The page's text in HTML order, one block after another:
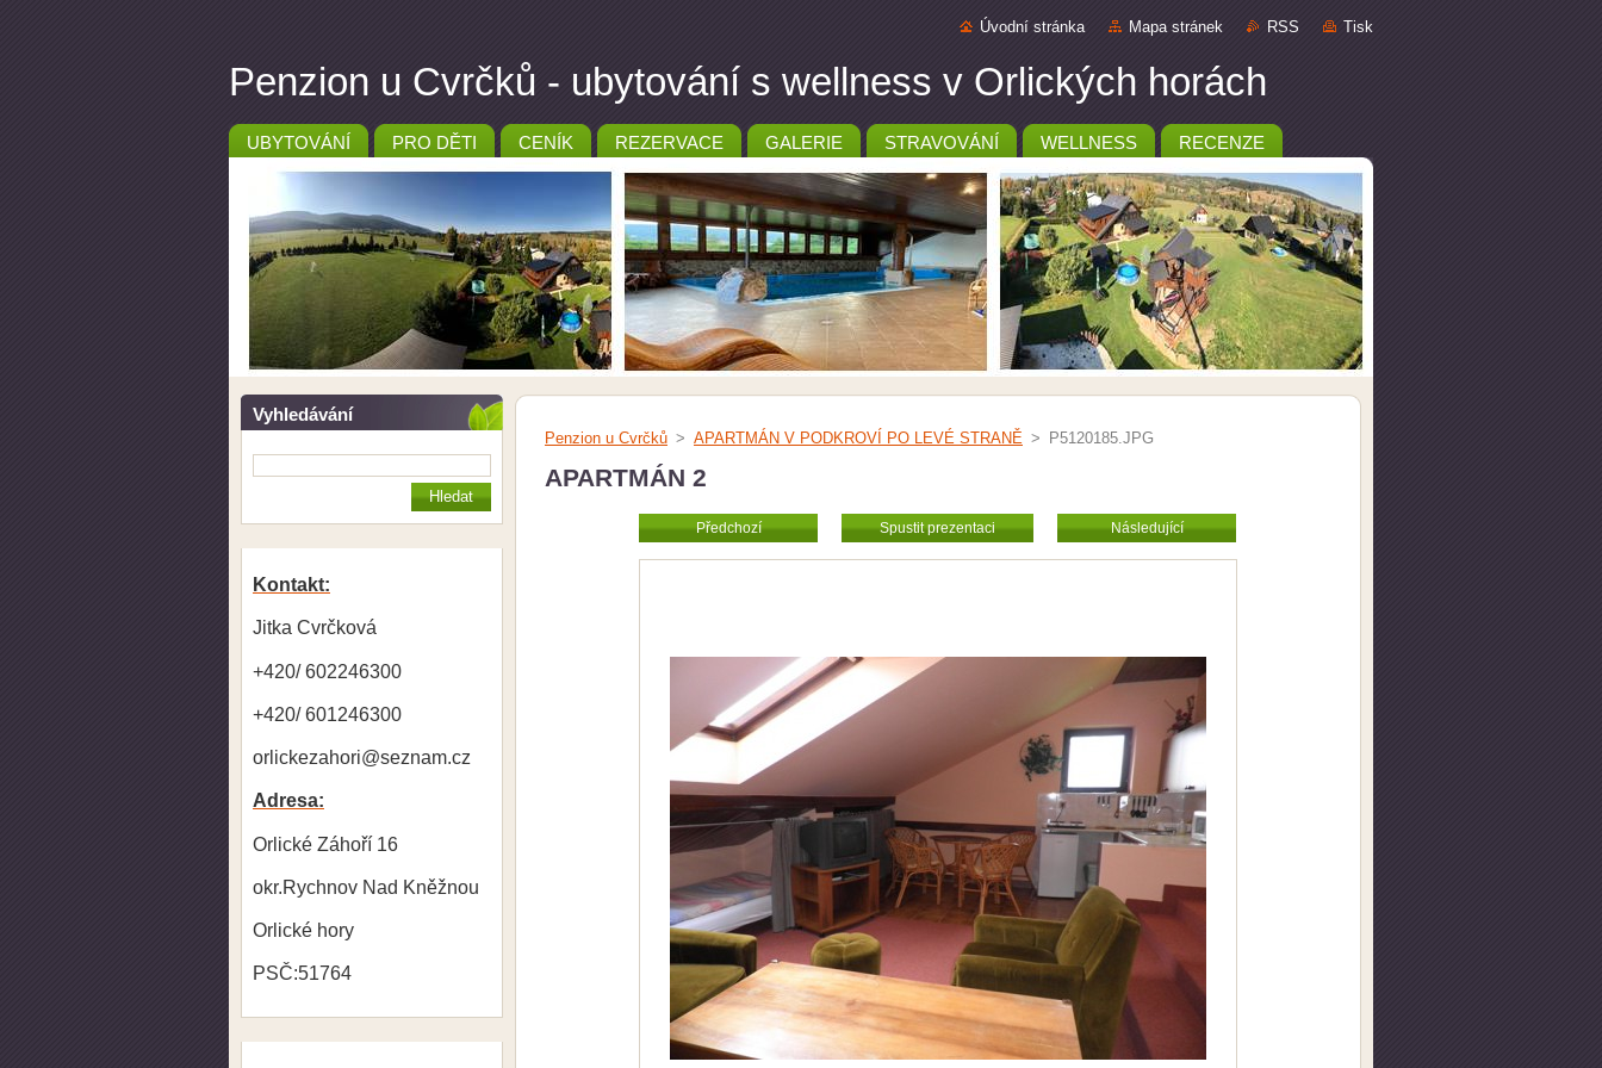
Úvodní stránka Mapa stránek RSS Tisk
Penzion u Cvrčků - ubytování s wellness v Orlických horách
UBYTOVÁNÍ PRO DĚTI CENÍK REZERVACE GALERIE STRAVOVÁNÍ WELLNESS RECENZE
Vyhledávání
Kontakt:
Jitka Cvrčková
+420/ 602246300
+420/ 601246300
orlickezahori@seznam.cz
Adresa:
Orlické Záhoří 16
okr.Rychnov Nad Kněžnou
Orlické hory
PSČ:51764
Penzion u Cvrčků > APARTMÁN V PODKROVÍ PO LEVÉ STRANĚ > P5120185.JPG
APARTMÁN 2
Předchozí Spustit prezentaci Následující